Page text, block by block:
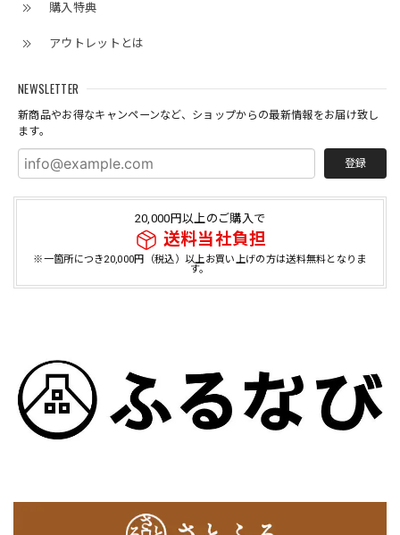
購入特典
アウトレットとは
NEWSLETTER
新商品やお得なキャンペーンなど、ショップからの最新情報をお届け致し
ます。
登録
20,000円以上のご購入で
送料当社負担
※一箇所につき20,000円（税込）以上お買い上げの方は送料無料となりま
す。